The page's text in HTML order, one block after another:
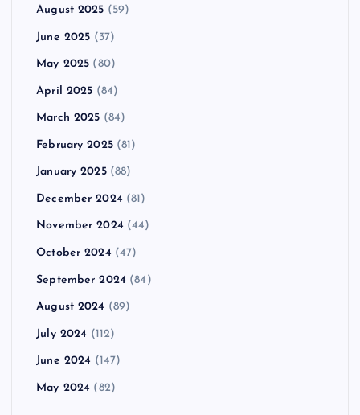
August 2025 (59)
June 2025 (37)
May 2025 (80)
April 2025 (84)
March 2025 (84)
February 2025(81)
January 2025(88)
December 2024 (81)
November 2024 (44)
October 2024 (47)
September 2024 (84)
August 2024 (89)
July 2024 (112)
June 2024 (147)
May 2024 (82)